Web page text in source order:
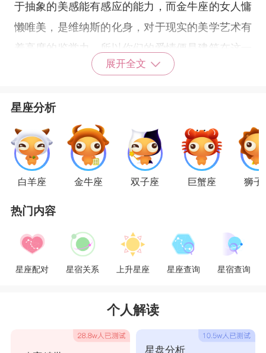
于抽象的美感能有感应的能力，而金牛座的女人慵
懒唯美，是维纳斯的化身，对于现实的美学艺术有
着高度的鉴赏力，所以你们的爱情便是建筑在这一
阴一阳的美好感觉之上;金牛可以学习双鱼的形而
恰巧可以观摩金牛稳健实际踏实的表现，减少迷糊
梦幻的空泛，彼此的互动就像打太极拳一般，呈现
着圆转如意，相辅相成的妙用，两位是一对美与爱
的组合。
需要注意的是，由于两个
类型，所以更为踏实的金牛女就需要配合一点浪漫
多情的双鱼男。在恋爱中，如果双鱼男给你制造惊
喜和浪漫的时候，一定不要觉得幼稚又浪费钱，这
能感受到两个人恋爱的幸福氛围。所以金牛女的配
合对于两个人的情感发展是十分必要的。两个人在
展开全文
星座分析
白羊座 金牛座 双子座 巨蟹座 狮子
热门内容
星座配对 星宿关系 上升星座 星座查询 星宿查询
个人解读
星盘分析